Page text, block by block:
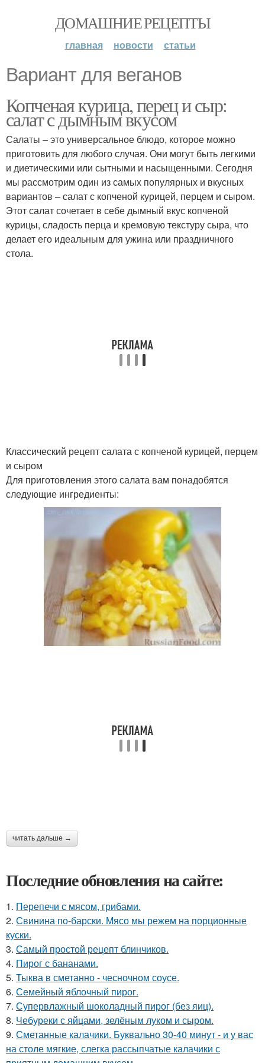
ДОМАШНИЕ РЕЦЕПТЫ
главная новости статьи
Вариант для веганов
Копченая курица, перец и сыр:
салат с дымным вкусом
Салаты – это универсальное блюдо, которое можно
приготовить для любого случая. Они могут быть легкими
и диетическими или сытными и насыщенными. Сегодня
мы рассмотрим один из самых популярных и вкусных
вариантов – салат с копченой курицей, перцем и сыром.
Этот салат сочетает в себе дымный вкус копченой
курицы, сладость перца и кремовую текстуру сыра, что
делает его идеальным для ужина или праздничного
стола.
Классический рецепт салата с копченой курицей, перцем
и сыром
Для приготовления этого салата вам понадобятся
следующие ингредиенты:
читать дальше →
Последние обновления на сайте:
1. Перепечи с мясом, грибами.
2. Свинина по-барски. Мясо мы режем на порционные
куски.
3. Самый простой рецепт блинчиков.
4. Пирог с бананами.
5. Тыква в сметанно - чесночном соусе.
6. Семейный яблочный пирог.
7. Супервлажный шоколадный пирог (без яиц).
8. Чебуреки с яйцами, зелёным луком и сыром.
9. Сметанные калачики. Буквально 30-40 минут - и у вас
на столе мягкие, слегка рассыпчатые калачики с